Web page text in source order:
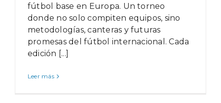
fútbol base en Europa. Un torneo
donde no solo compiten equipos, sino
metodologías, canteras y futuras
promesas del fútbol internacional. Cada
edición [...]
Leer más